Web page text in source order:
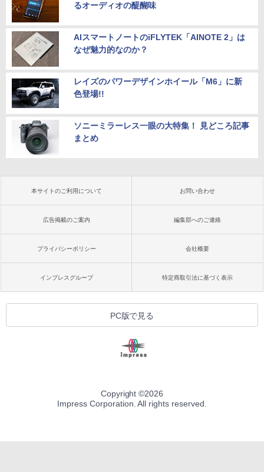
るオーディオの醍醐味
AIスマートノートのiFLYTEK「AINOTE 2」は
なぜ魅力的なのか？
レイズのパワーデザインホイール「M6」に新
色登場!!
ソニーミラーレス一眼の大特集！ 見どころ記事
まとめ
本サイトのご利用について お問い合わせ
広告掲載のご案内 編集部へのご連絡
プライバシーポリシー 会社概要
インプレスグループ 特定商取引法に基づく表示
PC版で見る
Copyright ©2026
Impress Corporation. All rights reserved.